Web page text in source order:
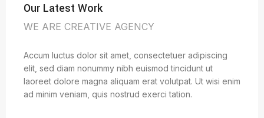
Our Latest Work
WE ARE CREATIVE AGENCY
Accum luctus dolor sit amet, consectetuer adipiscing
elit, sed diam nonummy nibh euismod tincidunt ut
laoreet dolore magna aliquam erat volutpat. Ut wisi enim
ad minim veniam, quis nostrud exerci tation.